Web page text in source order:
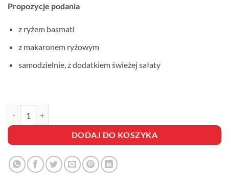
Propozycje podania
z ryżem basmati
z makaronem ryżowym
samodzielnie, z dodatkiem świeżej sałaty
DODAJ DO KOSZYKA